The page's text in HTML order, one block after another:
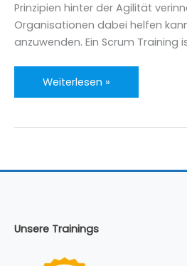
Prinzipien hinter der Agilität
Organisationen dabei helfen
anzuwenden. Ein Scrum Training
Scrum
Master
Schritt
Weiterlesen »
Unsere Trainings